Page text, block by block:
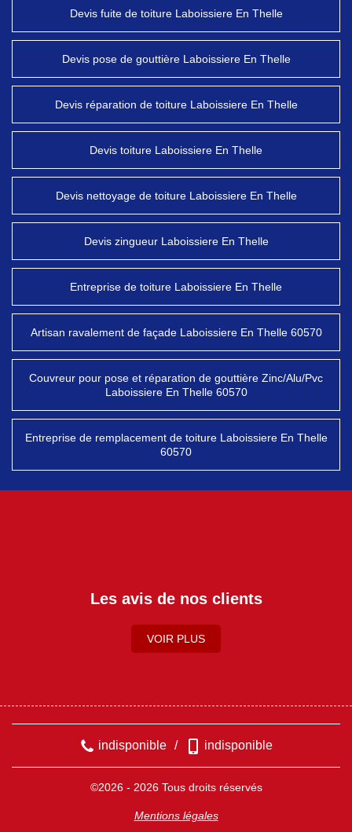
Devis fuite de toiture Laboissiere En Thelle
Devis pose de gouttière Laboissiere En Thelle
Devis réparation de toiture Laboissiere En Thelle
Devis toiture Laboissiere En Thelle
Devis nettoyage de toiture Laboissiere En Thelle
Devis zingueur Laboissiere En Thelle
Entreprise de toiture Laboissiere En Thelle
Artisan ravalement de façade Laboissiere En Thelle 60570
Couvreur pour pose et réparation de gouttière Zinc/Alu/Pvc
Laboissiere En Thelle 60570
Entreprise de remplacement de toiture Laboissiere En Thelle
60570
Les avis de nos clients
VOIR PLUS
indisponible / indisponible
©2026 - 2026 Tous droits réservés
Mentions légales